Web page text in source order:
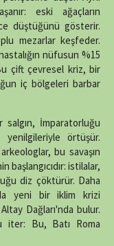
eski ağaçların
düştüğünü gösterir.
mezarlar keşfeder.
nüfusun %15
çift çevresel kriz, bir
iç bölgeleri barbar
salgın, İmparatorluğu
örtüşür.
bu savaşın
başlangıcıdır: istilalar,
diz çöktürür. Daha
yeni bir iklim krizi
Dağları'nda bulur.
iter: Bu, Batı Roma